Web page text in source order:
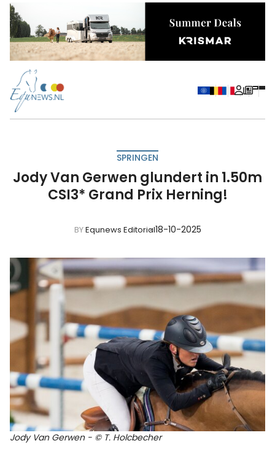
SPRINGEN
Jody Van Gerwen glundert in 1.50m
CSI3* Grand Prix Herning!
BYEqunews Editorial18-10-2025
Jody Van Gerwen - © T. Holcbecher